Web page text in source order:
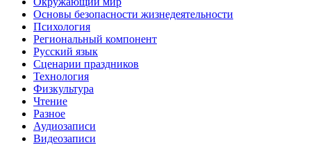
Основы безопасности жизнедеятельности
Психология
Региональный компонент
Русский язык
Сценарии праздников
Технология
Физкультура
Чтение
Разное
Аудиозаписи
Видеозаписи